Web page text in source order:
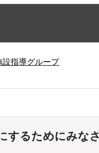
指導グループ
するためにみな